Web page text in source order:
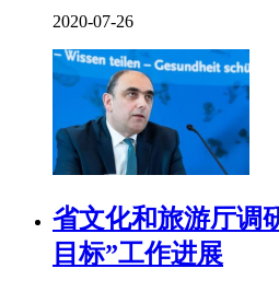
2020-07-26
省文化和旅游厅调
目标”工作进展